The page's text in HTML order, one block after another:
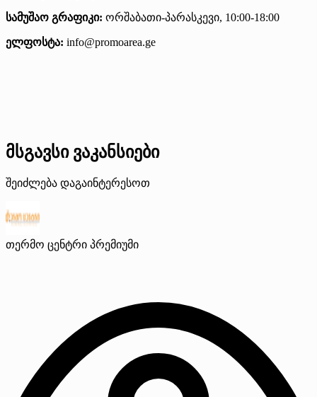
სამუშაო გრაფიკი: ორშაბათი-პარასკევი, 10:00-18:00
ელფოსტა: info@promoarea.ge
მსგავსი ვაკანსიები
შეიძლება დაგაინტერესოთ
თერმო ცენტრი პრემიუმი